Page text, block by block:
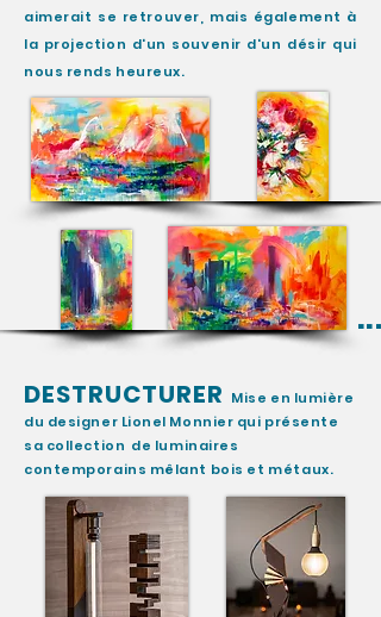
aimerait se retrouver, mais également à
la projection d'un souvenir d'un désir qui
nous rends heureux.
...
DESTRUCTURER Mise en lumière
du designer Lionel Monnier qui présente
sa collection de luminaires
contemporains mêlant bois et métaux.